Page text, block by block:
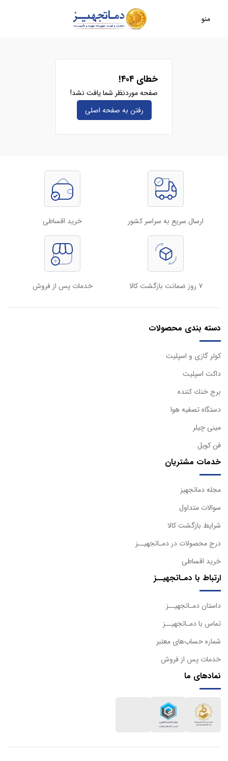
منو
خطای ۴۰۴!
صفحه موردنظر شما یافت نشد!
رفتن به صفحه‌ اصلی
ارسال سریع به سراسر کشور خرید اقساطی
۷ روز ضمانت بازگشت کالا خدمات پس از فروش
دسته بندی محصولات
كولر گازی و اسپليت
داكت اسپليت
برج خنك كننده
دستگاه تصفيه هوا
مینی چیلر
فن کویل
خدمات مشتریان
مجله دماتجهیز
سوالات متداول
شرایط بازگشت کالا
درج محصولات در دمـاتجهیــز
خرید اقساطی
ارتباط با دمـاتجهیــز
داستان دمـاتجهیــز
تماس با دمـاتجهیــز
شماره حساب‌های معتبر
خدمات پس از فروش
نمادهای ما